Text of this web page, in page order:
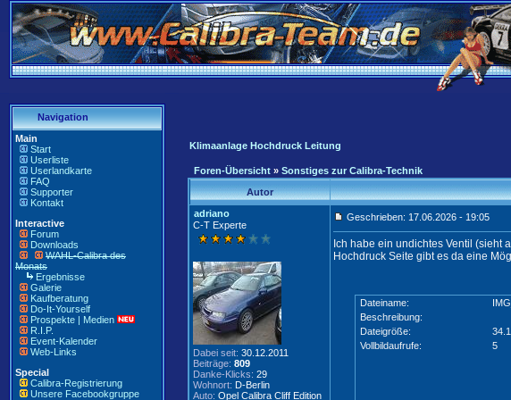
Navigation
Main
Start
Userliste
Userlandkarte
FAQ
Supporter
Kontakt
Interactive
Forum
Downloads
WAHL-Calibra des
Monats
Ergebnisse
Galerie
Kaufberatung
Do-It-Yourself
Prospekte | Medien
R.I.P.
Event-Kalender
Web-Links
Special
Calibra-Registrierung
Unsere Facebookgruppe
Klimaanlage Hochdruck Leitung
Foren-Übersicht » Sonstiges zur Calibra-Technik
Autor
adriano
C-T Experte
Dabei seit: 30.12.2011
Beiträge: 809
Danke-Klicks: 29
Wohnort: D-Berlin
Auto: Opel Calibra Cliff Edition
Geschrieben: 17.06.2026 - 19:05
Ich habe ein undichtes Ventil (sieht
Hochdruck Seite gibt es da eine
Dateiname:
Beschreibung:
Dateigröße:
Vollbildaufrufe:
5